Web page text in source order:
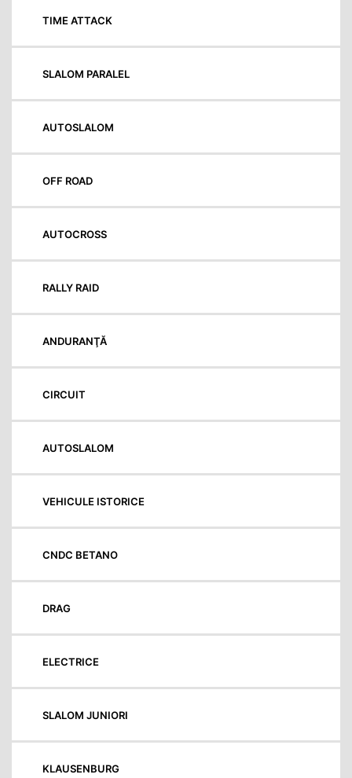
TIME ATTACK
SLALOM PARALEL
AUTOSLALOM
OFF ROAD
AUTOCROSS
RALLY RAID
ANDURANŢĂ
CIRCUIT
AUTOSLALOM
VEHICULE ISTORICE
CNDC BETANO
DRAG
ELECTRICE
SLALOM JUNIORI
KLAUSENBURG